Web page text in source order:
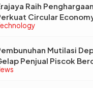
Raih
Circular
Limbah
Mutilasi
Penjual Piscok